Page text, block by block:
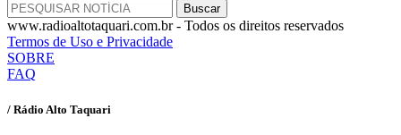
www.radioaltotaquari.com.br - Todos os direitos reservados
Termos de Uso e Privacidade
SOBRE
FAQ
/ Rádio Alto Taquari